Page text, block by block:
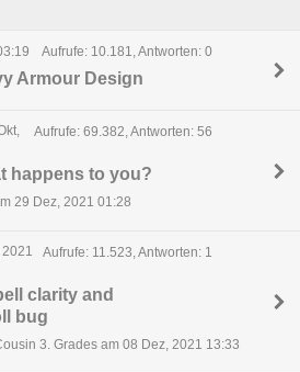
Aufrufe: 10.181, Antworten: 0
Armour Design
Aufrufe: 69.382, Antworten: 56
happens to you?
29 Dez, 2021 01:28
Aufrufe: 11.523, Antworten: 1
clarity and
bug
3. Grades am 08 Dez, 2021 13:33